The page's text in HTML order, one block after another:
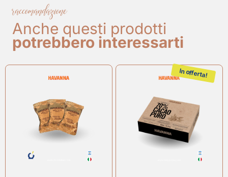
raccomandazione
Anche questi prodotti
potrebbero interessarti
In offerta!